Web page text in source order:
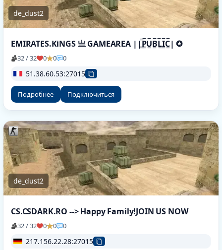
de_dust2
EMIRATES.KiNGS 亗 GAMEAREA ||͇̿P͇̿U͇̿B͇̿L͇̿I͇̿C͇̿| ✪
32 / 32 0 0 0
51.38.60.53:27015
Подробнее Подключиться
de_dust2
CS.CSDARK.RO --> Happy Family!JOIN US NOW
32 / 32 0 0 0
217.156.22.28:27015